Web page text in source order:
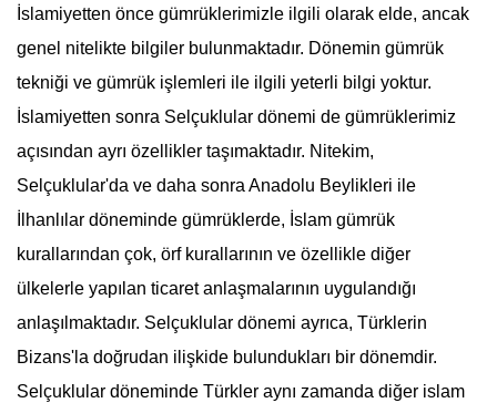
İslamiyetten önce gümrüklerimizle ilgili olarak elde, ancak
genel nitelikte bilgiler bulunmaktadır. Dönemin gümrük
tekniği ve gümrükişlemleri ile ilgili yeterli bilgi yoktur.
İslamiyetten sonra Selçuklular dönemi de gümrüklerimiz
açısından ayrı özellikler taşımaktadır. Nitekim,
Selçuklular'da ve daha sonra Anadolu Beylikleri ile
İlhanlılar döneminde gümrüklerde, İslam gümrük
kurallarından çok, örf kurallarının ve özellikle diğer
ülkelerle yapılan ticaret anlaşmalarının uygulandığı
anlaşılmaktadır. Selçuklular dönemi ayrıca, Türklerin
Bizans'la doğrudan ilişkide bulundukları bir dönemdir.
Selçuklular döneminde Türkler aynı zamanda diğer islam